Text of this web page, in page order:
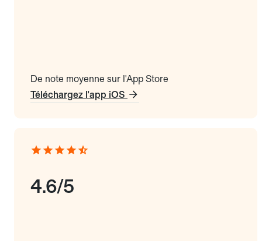
De note moyenne sur l'App Store
Téléchargez l'app iOS
4.6/5